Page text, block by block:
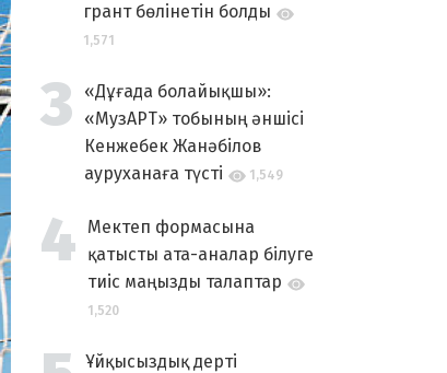
грант бөлінетін болды
1,571
«Дұғада болайықшы»:
«МузАРТ» тобының әншісі
Кенжебек Жанәбілов
ауруханаға түсті
1,549
Мектеп формасына
қатысты ата-аналар білуге
тиіс маңызды талаптар
1,520
Ұйқысыздық дерті